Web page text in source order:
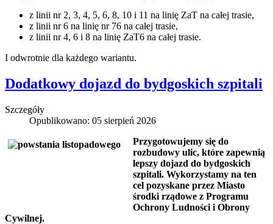
z linii nr 2, 3, 4, 5, 6, 8, 10 i 11 na linię ZaT na całej trasie,
z linii nr 6 na linię nr 76 na całej trasie,
z linii nr 4, 6 i 8 na linię ZaT6 na całej trasie.
I odwrotnie dla każdego wariantu.
Dodatkowy dojazd do bydgoskich szpitali
Szczegóły
Opublikowano: 05 sierpień 2026
Przygotowujemy się do
rozbudowy ulic, które zapewnią
lepszy dojazd do bydgoskich
szpitali. Wykorzystamy na ten
cel pozyskane przez Miasto
środki rządowe z Programu
Ochrony Ludności i Obrony
Cywilnej.